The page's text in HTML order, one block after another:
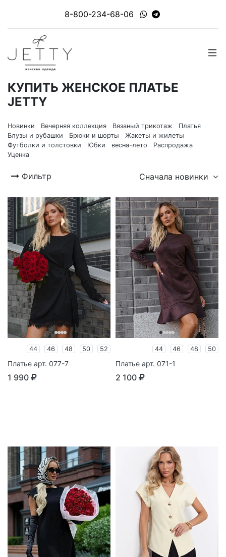
8-800-234-68-06
КУПИТЬ ЖЕНСКОЕ ПЛАТЬЕ
JETTY
Новинки Вечерняя коллекция Вязаный трикотаж
Платья
Блузы и рубашки
Брюки и шорты
Жакеты и жилеты
Футболки и толстовки
Юбки весна-лето
Распродажа
Уценка
Фильтр Сначала новинки
44 46 48 50 52
Платье арт. 077-7
1 990
44 46 48 50
Платье арт. 071-1
2 100